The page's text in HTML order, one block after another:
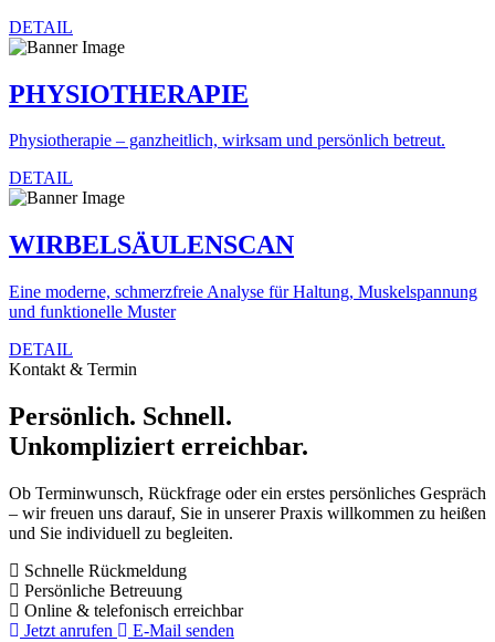
DETAIL
PHYSIOTHERAPIE
Physiotherapie – ganzheitlich, wirksam und persönlich betreut.
DETAIL
WIRBELSÄULENSCAN
Eine moderne, schmerzfreie Analyse für Haltung, Muskelspannung
und funktionelle Muster
DETAIL
Kontakt & Termin
Persönlich. Schnell.
Unkompliziert erreichbar.
Ob Terminwunsch, Rückfrage oder ein erstes persönliches Gespräch
– wir freuen uns darauf, Sie in unserer Praxis willkommen zu heißen
und Sie individuell zu begleiten.
Schnelle Rückmeldung
Persönliche Betreuung
Online & telefonisch erreichbar
Jetzt anrufen
E-Mail senden